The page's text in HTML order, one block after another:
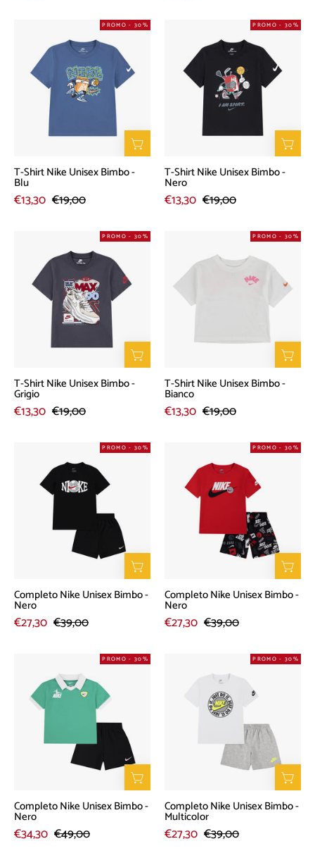
Shirt
Nike
Unisex
Bimbo
Blu
PROMO - 30%
T-Shirt Nike Unisex Bimbo -
Blu
€13,30 €19,00
Shirt
Nike
Unisex
Bimbo
Nero
PROMO - 30%
T-Shirt Nike Unisex Bimbo -
Nero
€13,30 €19,00
Shirt
Nike
Unisex
Bimbo
-
Grigio
PROMO - 30%
T-Shirt Nike Unisex Bimbo -
Grigio
€13,30 €19,00
Shirt
Nike
Bianco
PROMO - 30%
T-Shirt Nike Unisex Bimbo -
Bianco
€13,30 €19,00
Completo
Nike
Unisex
Bimbo
PROMO - 30%
Completo Nike Unisex Bimbo -
Nero
€27,30 €39,00
Completo
Nike
Unisex
Bimbo
Nero
PROMO - 30%
Completo Nike Unisex Bimbo -
Nero
€27,30 €39,00
Completo
Nike
Unisex
Bimbo
Nero
PROMO - 30%
Completo Nike Unisex Bimbo -
Nero
€34,30 €49,00
Completo
Nike
Unisex
Bimbo
Multicolor
PROMO - 30%
Completo Nike Unisex Bimbo -
Multicolor
€27,30 €39,00